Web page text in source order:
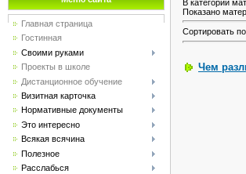
Главная страница
Гостинная
Своими руками
Проекты в школе
Дистанционное обучение
Визитная карточка
Нормативные документы
Это интересно
Всякая всячина
Полезное
Расслабься
В категории
Показано
Сортировать по
Чем